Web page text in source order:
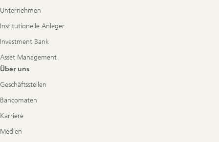
Unternehmen
Institutionelle Anleger
Investment Bank
Asset Management
Über uns
Geschäftsstellen
Bancomaten
Karriere
Medien